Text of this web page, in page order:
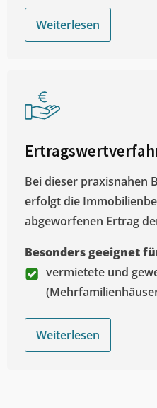
Weiterlesen
Bei dieser praxisnahen
erfolgt die
abgeworfenen Ertrag
Besonders geeignet
vermietete und
Weiterlesen